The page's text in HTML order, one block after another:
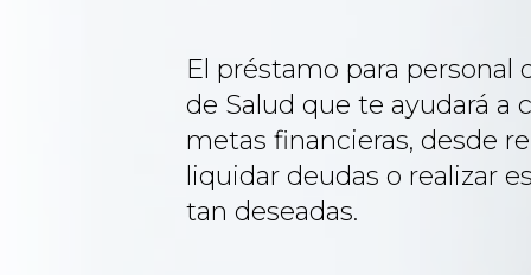
El préstamo para personal
de Salud que te ayudará a
metas financieras, desde
liquidar deudas o realizar
tan deseadas.